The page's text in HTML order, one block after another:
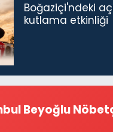
Boğaziçi'ndeki
kutlama etkinliği
Beyoğlu